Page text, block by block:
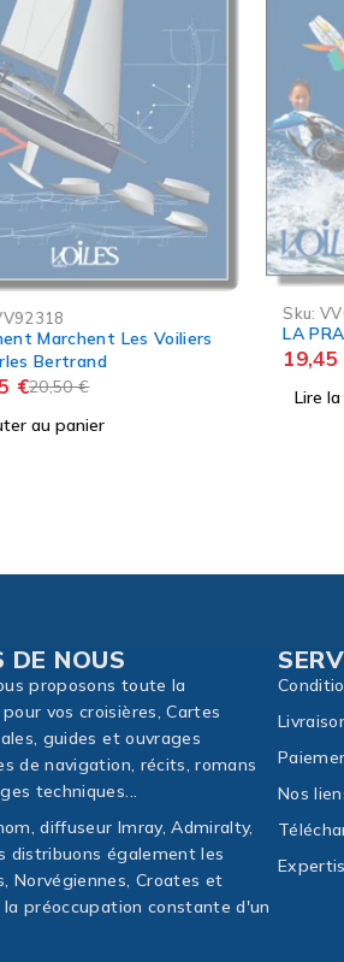
Voiliers
LA PRATIQUE DU
DE NOUS
proposons toute la
vos croisières, Cartes
guides et ouvrages
de navigation, récits, romans
techniques...
diffuseur Imray, Admiralty,
distribuons également les
Norvégiennes, Croates et
la préoccupation constante d'un
Nos